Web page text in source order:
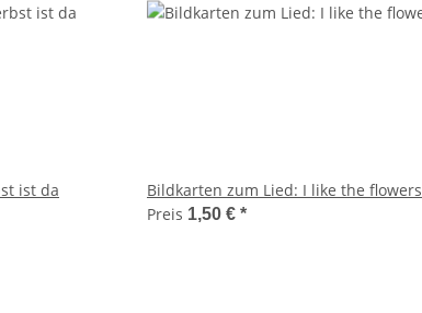
ist da
Bildkarten zum Lied: I like the flowers
Preis 1,50 € *